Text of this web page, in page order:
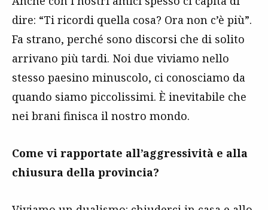
dire: “Ti ricordi quella cosa? Ora non c’è più”.
Fa strano, perché sono discorsi che di solito
arrivano più tardi. Noi due viviamo nello
stesso paesino minuscolo, ci conosciamo da
quando siamo piccolissimi. È inevitabile che
nei brani finisca il nostro mondo.
Come vi rapportate all’aggressività e alla
chiusura della provincia?